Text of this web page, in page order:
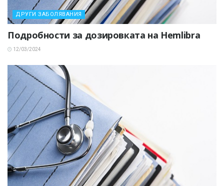
ДРУГИ ЗАБОЛЯВАНИЯ
Подробности за дозировката на Hemlibra
12/03/2024